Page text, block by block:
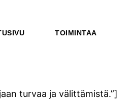
TOIMINTAA
turvaa ja välittämistä.”]